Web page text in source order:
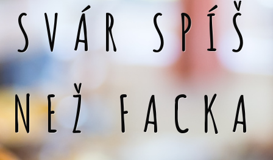
SVÁR SPÍŠ
NEŽ FACKA